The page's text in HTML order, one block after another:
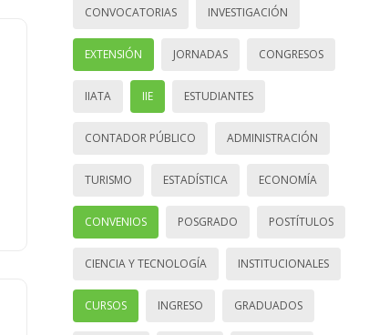
CONVOCATORIAS INVESTIGACIÓN
EXTENSIÓN JORNADAS CONGRESOS
IIATA IIE ESTUDIANTES
CONTADOR PÚBLICO ADMINISTRACIÓN
TURISMO ESTADÍSTICA ECONOMÍA
CONVENIOS POSGRADO POSTÍTULOS
CIENCIA Y TECNOLOGÍA INSTITUCIONALES
CURSOS INGRESO GRADUADOS